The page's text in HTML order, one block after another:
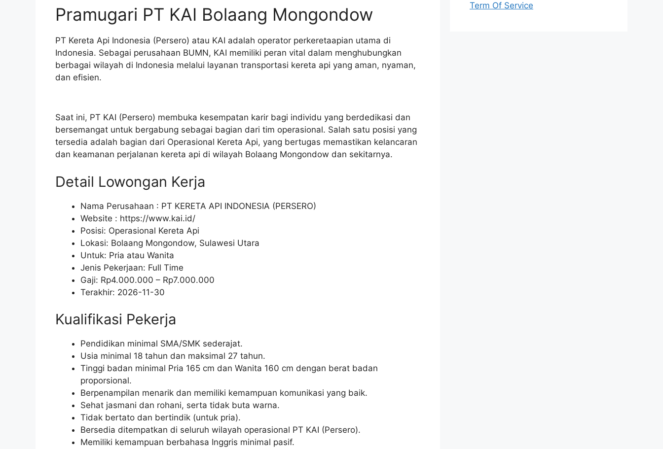
Pramugari PT KAI Bolaang Mongondow
PT Kereta Api Indonesia (Persero) atau KAI adalah operator perkeretaapian utama di
Indonesia. Sebagai perusahaan BUMN, KAI memiliki peran vital dalam menghubungkan
berbagai wilayah di Indonesia melalui layanan transportasi kereta api yang aman, nyaman,
dan efisien.
Saat ini, PT KAI (Persero) membuka kesempatan karir bagi individu yang berdedikasi dan
bersemangat untuk bergabung sebagai bagian dari tim operasional. Salah satu posisi yang
tersedia adalah bagian dari Operasional Kereta Api, yang bertugas memastikan kelancaran
dan keamanan perjalanan kereta api di wilayah Bolaang Mongondow dan sekitarnya.
Detail Lowongan Kerja
Nama Perusahaan : PT KERETA API INDONESIA (PERSERO)
Website : https://www.kai.id/
Posisi: Operasional Kereta Api
Lokasi: Bolaang Mongondow, Sulawesi Utara
Untuk: Pria atau Wanita
Jenis Pekerjaan: Full Time
Gaji: Rp4.000.000 – Rp7.000.000
Terakhir: 2026-11-30
Kualifikasi Pekerja
Pendidikan minimal SMA/SMK sederajat.
Usia minimal 18 tahun dan maksimal 27 tahun.
Tinggi badan minimal Pria 165 cm dan Wanita 160 cm dengan berat badan
proporsional.
Berpenampilan menarik dan memiliki kemampuan komunikasi yang baik.
Sehat jasmani dan rohani, serta tidak buta warna.
Tidak bertato dan bertindik (untuk pria).
Bersedia ditempatkan di seluruh wilayah operasional PT KAI (Persero).
Memiliki kemampuan berbahasa Inggris minimal pasif.
Term Of Service